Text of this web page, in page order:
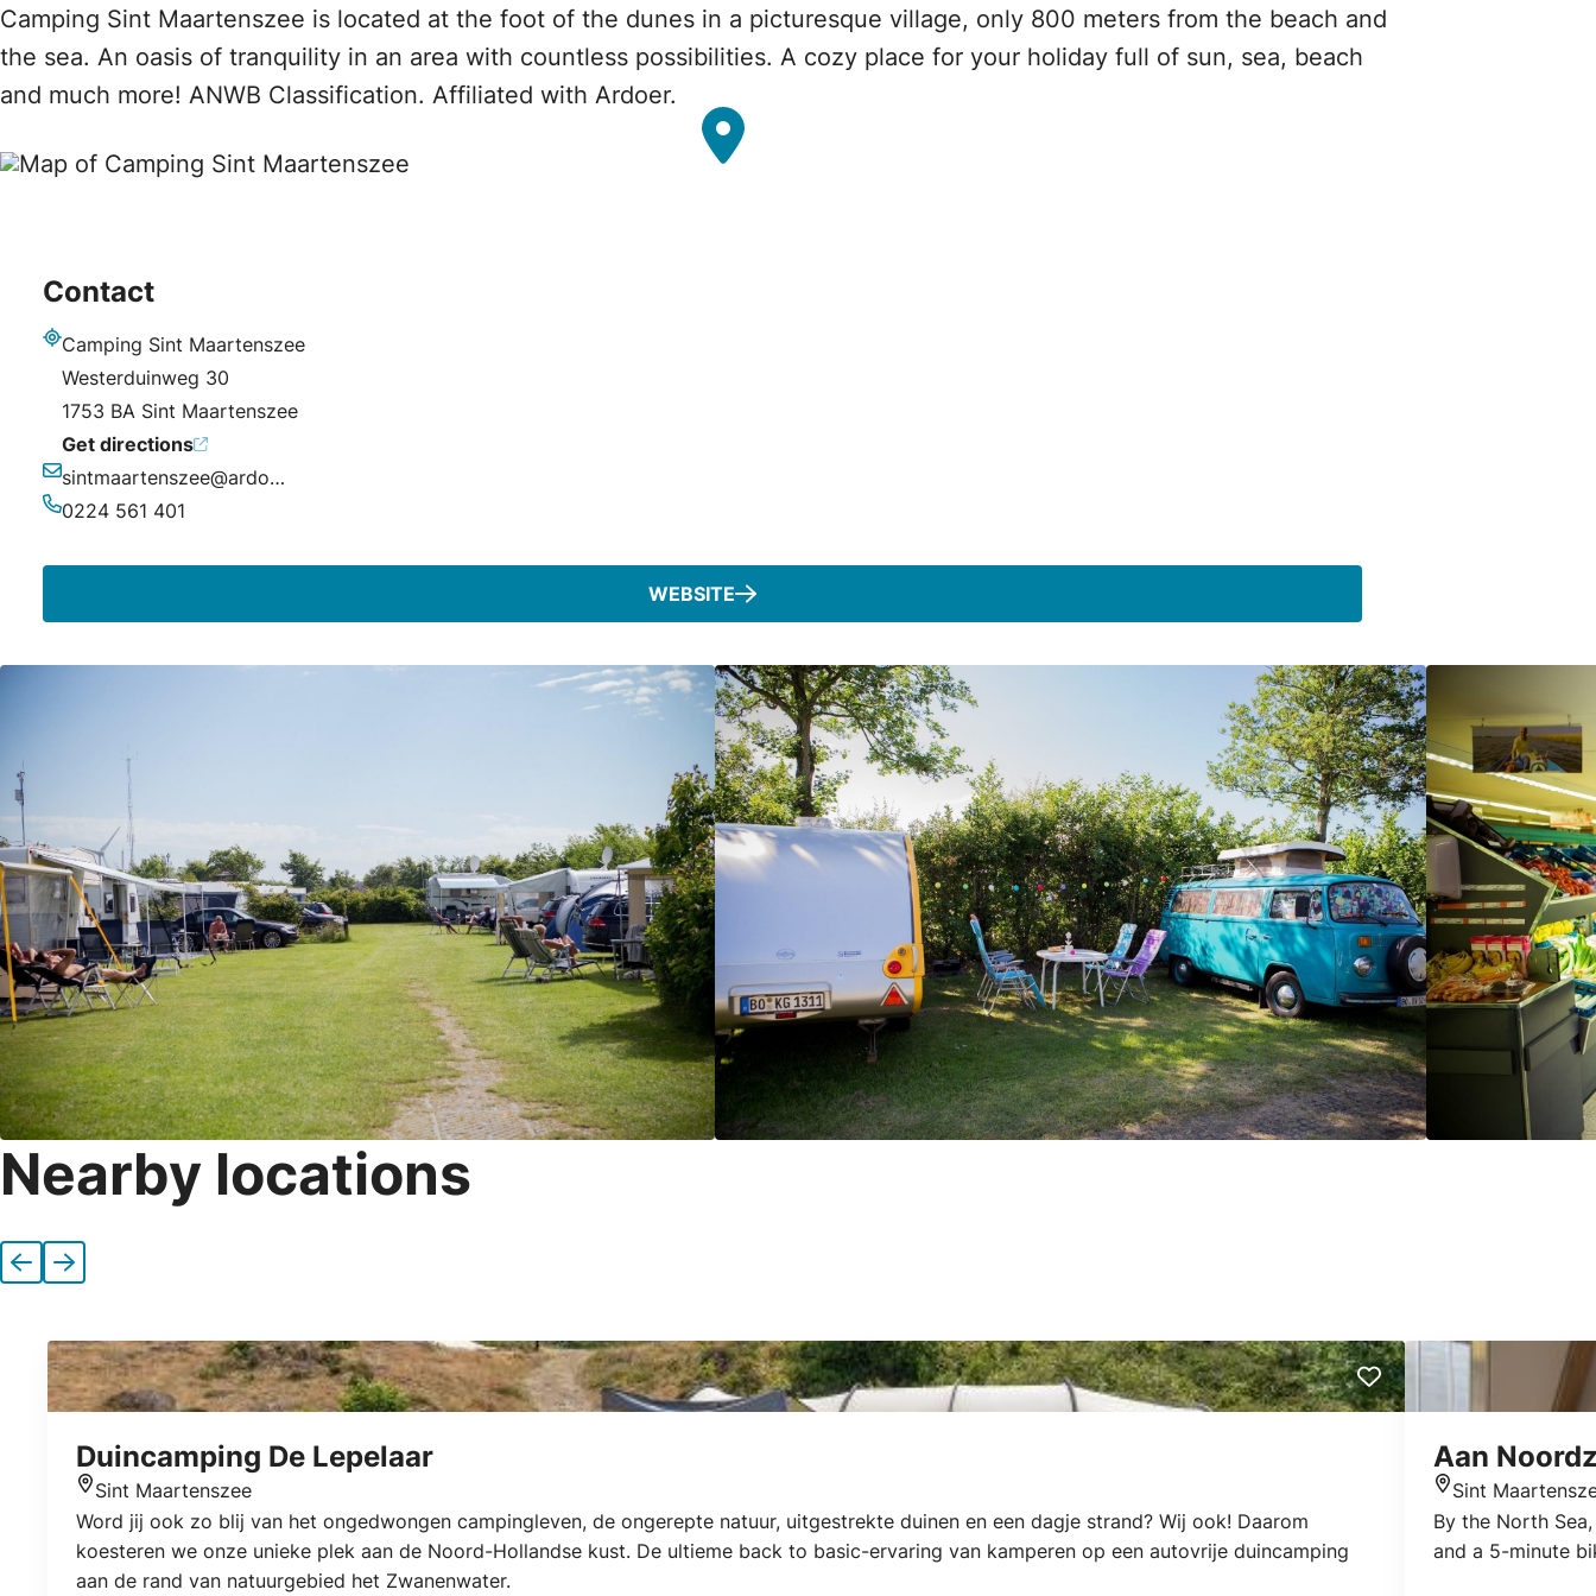
Camping Sint Maartenszee is located at the foot of the dunes in a picturesque village, only 800 meters from the beach and
the sea. An oasis of tranquility in an area with countless possibilities. A cozy place for your holiday full of sun, sea, beach
and much more! ANWB Classification. Affiliated with Ardoer.
Contact
Address
Camping Sint Maartenszee
Westerduinweg 30
1753 BA Sint Maartenszee
Get directions
Email
sintmaartenszee@ardoer.com
0224 561 401
WEBSITE
Nearby locations
Previous
Next
Duincamping De Lepelaar
Location
Sint Maartenszee
Word jij ook zo blij van het ongedwongen campingleven, de ongerepte natuur, uitgestrekte duinen en een dagje strand? Wij ook! Daarom
koesteren we onze unieke plek aan de Noord-Hollandse kust. De ultieme back to basic-ervaring van kamperen op een autovrije duincamping
aan de rand van natuurgebied het Zwanenwater.
Aan
Location
Sint
By the North
and a 5-minute